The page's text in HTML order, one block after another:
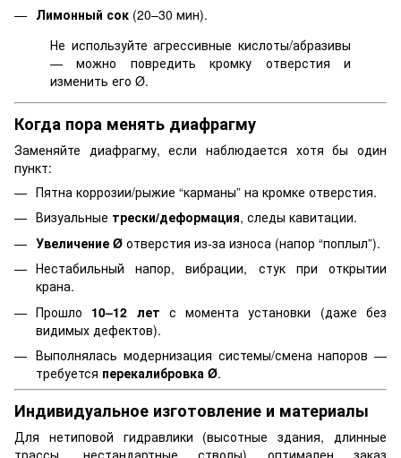
Лимонный сок (20–30 мин).
Не используйте агрессивные кислоты/абразивы
— можно повредить кромку отверстия и
изменить его Ø.
Когда пора менять диафрагму
Заменяйте диафрагму, если наблюдается хотя бы один
пункт:
Пятна коррозии/рыжие “карманы” на кромке отверстия.
Визуальные трески/деформация, следы кавитации.
Увеличение Ø отверстия из-за износа (напор “поплыл”).
Нестабильный напор, вибрации, стук при открытии
крана.
Прошло 10–12 лет с момента установки (даже без
видимых дефектов).
Выполнялась модернизация системы/смена напоров —
требуется перекалибровка Ø.
Индивидуальное изготовление и материалы
Для нетиповой гидравлики (высотные здания, длинные
трассы, нестандартные стволы) оптимален заказ